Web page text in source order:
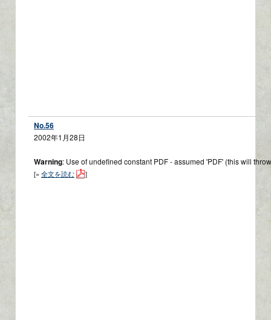
No.56
2002年1月28日
Warning: Use of undefined constant PDF - assumed 'PDF' (this will
[» 全文を読む ]